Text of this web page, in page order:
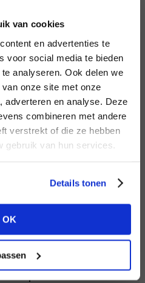
van cookies
en advertenties te
voor social media te bieden
analyseren. Ook delen we
onze site met onze
adverteren en analyse. Deze
combineren met andere
verstrekt of die ze hebben
gebruik van hun services.
Details tonen
OKACCOUNT?
GEEN
mogelijkheden.
OPTIES
Aimée the Label
MERK